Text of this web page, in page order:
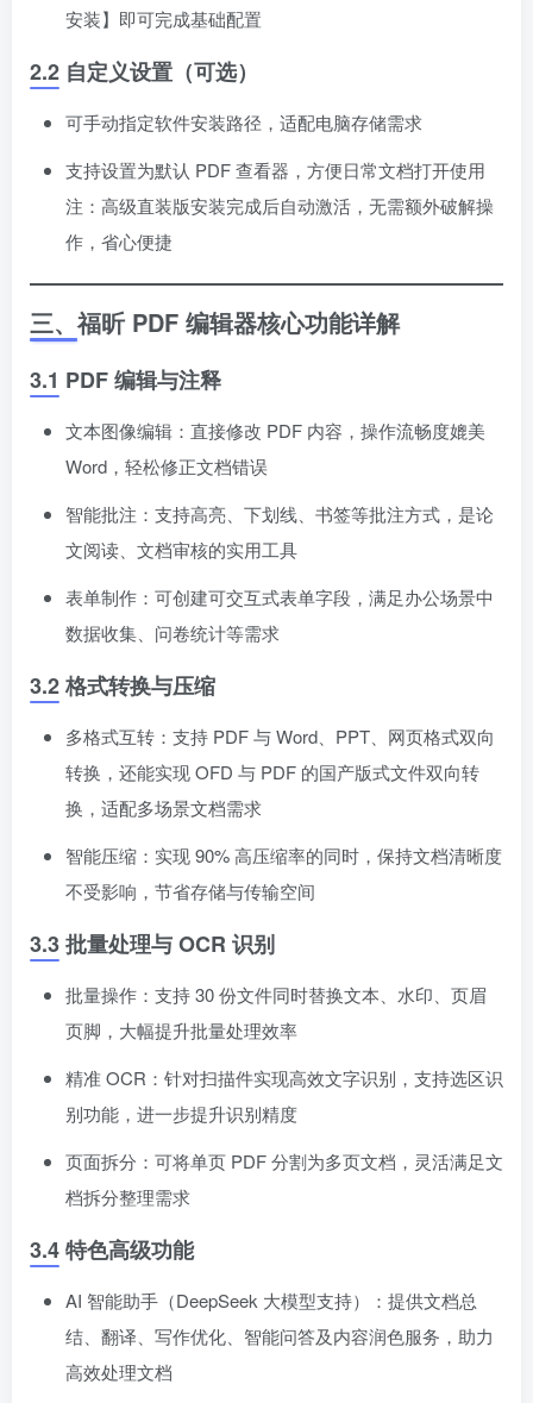
安装】即可完成基础配置
2.2 自定义设置（可选）
可手动指定软件安装路径，适配电脑存储需求
支持设置为默认 PDF 查看器，方便日常文档打开使用
注：高级直装版安装完成后自动激活，无需额外破解操
作，省心便捷
三、福昕 PDF 编辑器核心功能详解
3.1 PDF 编辑与注释
文本图像编辑：直接修改 PDF 内容，操作流畅度媲美
Word，轻松修正文档错误
智能批注：支持高亮、下划线、书签等批注方式，是论
文阅读、文档审核的实用工具
表单制作：可创建可交互式表单字段，满足办公场景中
数据收集、问卷统计等需求
3.2 格式转换与压缩
多格式互转：支持 PDF 与 Word、PPT、网页格式双向
转换，还能实现 OFD 与 PDF 的国产版式文件双向转
换，适配多场景文档需求
智能压缩：实现 90% 高压缩率的同时，保持文档清晰度
不受影响，节省存储与传输空间
3.3 批量处理与 OCR 识别
批量操作：支持 30 份文件同时替换文本、水印、页眉
页脚，大幅提升批量处理效率
精准 OCR：针对扫描件实现高效文字识别，支持选区识
别功能，进一步提升识别精度
页面拆分：可将单页 PDF 分割为多页文档，灵活满足文
档拆分整理需求
3.4 特色高级功能
AI 智能助手（DeepSeek 大模型支持）：提供文档总
结、翻译、写作优化、智能问答及内容润色服务，助力
高效处理文档